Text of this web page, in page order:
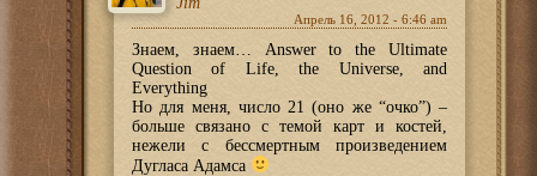
Апрель 16, 2012 - 6:46 am
Знаем, знаем… Answer to the Ultimate
Question of Life, the Universe, and
Everything
Но для меня, число 21 (оно же “очко”) –
больше связано с темой карт и костей,
нежели с бессмертным произведением
Дугласа Адамса